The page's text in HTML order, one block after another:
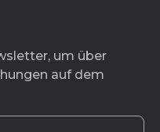
um über
auf dem